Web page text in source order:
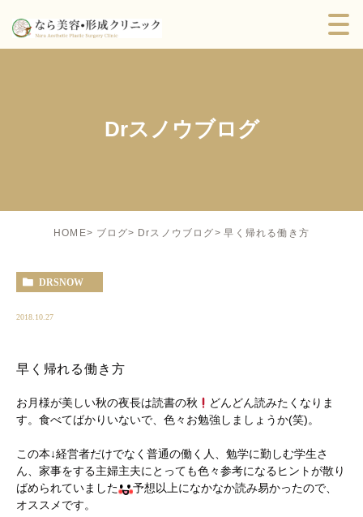
Drスノウブログ
HOME ブログ Drスノウブログ 早く帰れる働き方
DRSNOW
2018.10.27
早く帰れる働き方
お月様が美しい秋の夜長は読書の秋
どんどん読みたくなりま
す。食べてばかりいないで、色々お勉強しましょうか(笑)。
この本↓経営者だけでなく普通の働く人、勉学に勤しむ学生さ
ん、家事をする主婦主夫にとっても色々参考になるヒントが散り
ばめられていました
予想以上になかなか読み易かったので、
オススメです。